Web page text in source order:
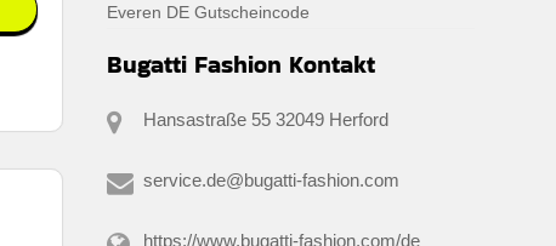
Everen DE Gutscheincode
Bugatti Fashion Kontakt
Hansastraße 55 32049 Herford
service.de@bugatti-fashion.com
https://www.bugatti-fashion.com/de